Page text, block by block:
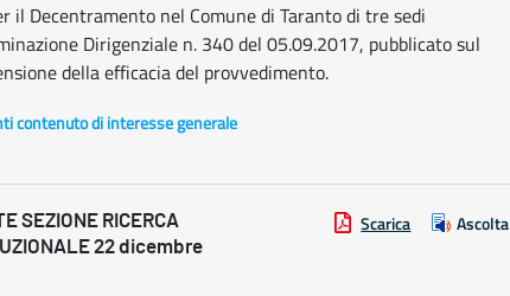
il Decentramento nel Comune di Taranto di tre sedi
Dirigenziale n. 340 del 05.09.2017, pubblicato sul
della efficacia del provvedimento.
contenuto di interesse generale
SEZIONE RICERCA
22 dicembre
Scarica Ascolta